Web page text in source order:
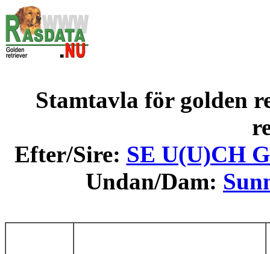
Stamtavla för golden
Efter/Sire: SE U(U)CH
Undan/Dam: